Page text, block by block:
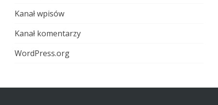
Kanał wpisów
Kanał komentarzy
WordPress.org